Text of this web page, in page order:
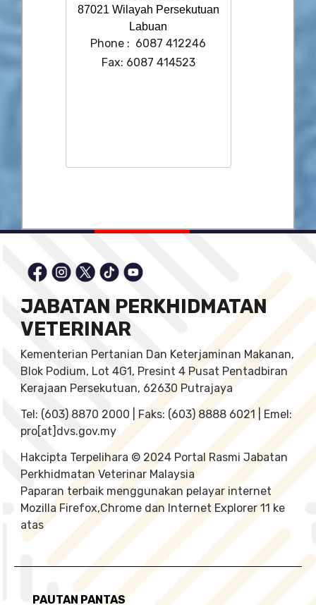
87021 Wilayah Persekutuan
Labuan
Phone : 6087 412246
Fax: 6087 414523
JABATAN PERKHIDMATAN
VETERINAR
Kementerian Pertanian Dan Keterjaminan Makanan,
Blok Podium, Lot 4G1, Presint 4 Pusat Pentadbiran
Kerajaan Persekutuan, 62630 Putrajaya
Tel: (603) 8870 2000 | Faks: (603) 8888 6021 | Emel:
pro[at]dvs.gov.my
Hakcipta Terpelihara © 2024 Portal Rasmi Jabatan
Perkhidmatan Veterinar Malaysia
Paparan terbaik menggunakan pelayar internet
Mozilla Firefox,Chrome dan Internet Explorer 11 ke
atas
PAUTAN PANTAS